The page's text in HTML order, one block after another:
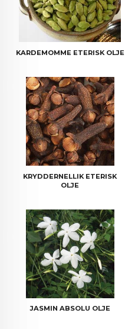
KARDEMOMME ETERISK OLJE
KRYDDERNELLIK ETERISK
OLJE
JASMIN ABSOLU OLJE